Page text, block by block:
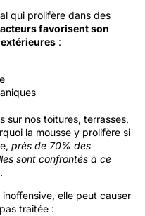
qui prolifère dans des
favorisent son
:
sur nos toitures, terrasses,
la mousse y prolifère si
près de 70% des
sont confrontés à ce
.
elle peut causer
traitée :